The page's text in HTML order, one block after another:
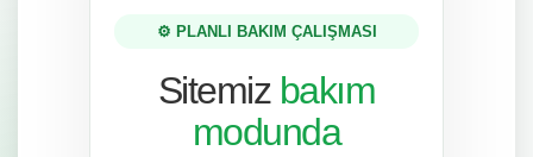
⚙️ PLANLI BAKIM ÇALIŞMASI
Sitemiz bakım
modunda